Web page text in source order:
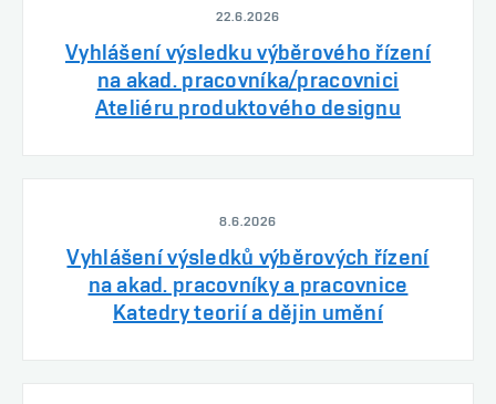
22.6.2026
Vyhlášení výsledku výběrového řízení
na akad. pracovníka/pracovnici
Ateliéru produktového designu
8.6.2026
Vyhlášení výsledků výběrových řízení
na akad. pracovníky a pracovnice
Katedry teorií a dějin umění